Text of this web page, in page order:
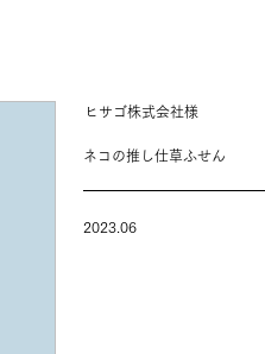
ヒサゴ株式会社様
ネコの推し仕草ふせん
2023.06